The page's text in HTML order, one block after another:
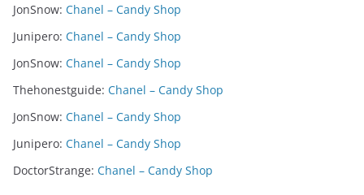
JonSnow: Chanel – Candy Shop
Junipero: Chanel – Candy Shop
JonSnow: Chanel – Candy Shop
Thehonestguide: Chanel – Candy Shop
JonSnow: Chanel – Candy Shop
Junipero: Chanel – Candy Shop
DoctorStrange: Chanel – Candy Shop